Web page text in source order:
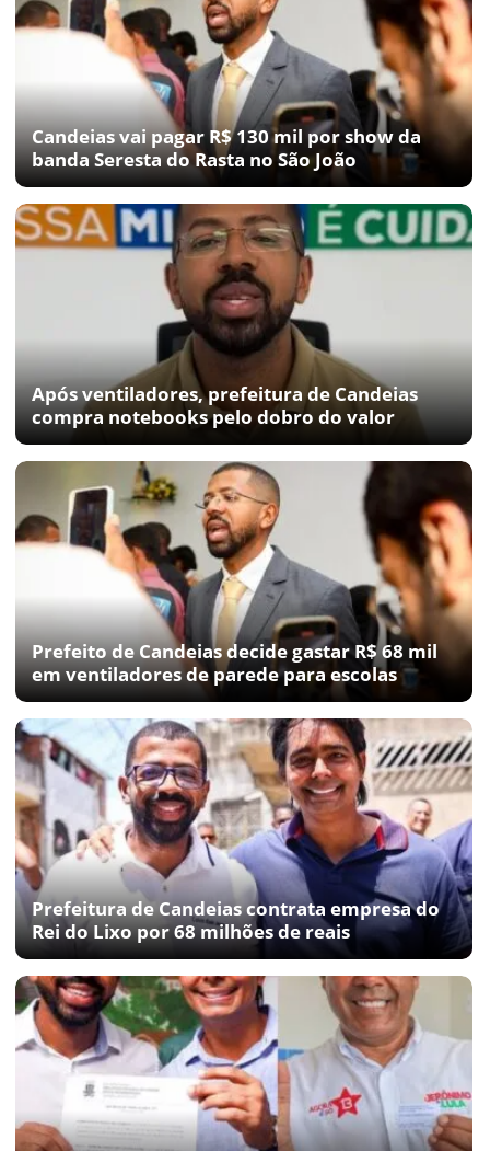
Candeias vai pagar R$ 130 mil por show da
banda Seresta do Rasta no São João
Após ventiladores, prefeitura de Candeias
compra notebooks pelo dobro do valor
Prefeito de Candeias decide gastar R$ 68 mil
em ventiladores de parede para escolas
Prefeitura de Candeias contrata empresa do
Rei do Lixo por 68 milhões de reais